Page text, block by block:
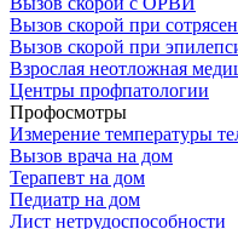
Вызов скорой при
Вызов скорой при
Взрослая неотложная
Центры профпатологии
Профосмотры
Измерение температуры
Вызов врача на дом
Терапевт на дом
Педиатр на дом
Лист нетрудоспособности